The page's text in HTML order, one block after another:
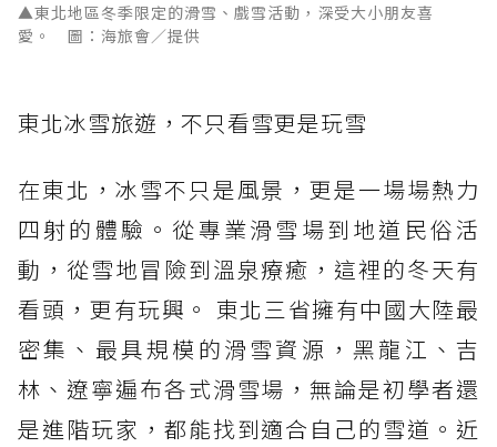
▲東北地區冬季限定的滑雪、戲雪活動，深受大小朋友喜
愛。 圖：海旅會／提供
東北冰雪旅遊，不只看雪更是玩雪
在東北，冰雪不只是風景，更是一場場熱力
四射的體驗。從專業滑雪場到地道民俗活
動，從雪地冒險到溫泉療癒，這裡的冬天有
看頭，更有玩興。 東北三省擁有中國大陸最
密集、最具規模的滑雪資源，黑龍江、吉
林、遼寧遍布各式滑雪場，無論是初學者還
是進階玩家，都能找到適合自己的雪道。近